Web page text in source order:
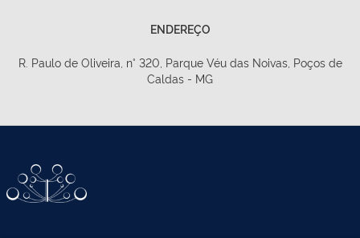
ENDEREÇO
R. Paulo de Oliveira, n° 320, Parque Véu das Noivas, Poços de
Caldas - MG